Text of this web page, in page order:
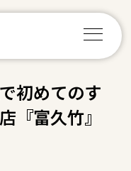
初めてのす
『富久竹』